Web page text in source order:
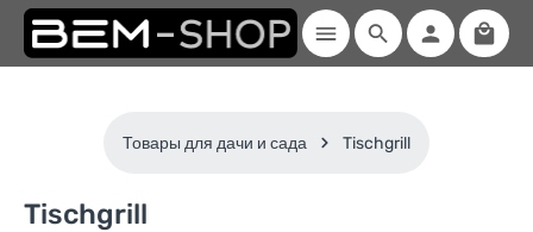
Skip to main content
Товары для дачи и сада Tischgrill
Tischgrill